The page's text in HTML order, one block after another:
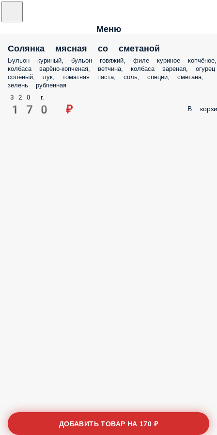
Меню
Солянка мясная со сметаной
Бульон куриный, бульон говяжий, филе куриное копчёное,
колбаса варёно-копченая, ветчина, колбаса вареная, огурец
солёный, лук, томатная паста, соль, специи, сметана,
зелень рубленная
320 г.
170 ₽ В
ДОБАВИТЬ ТОВАР НА 170 ₽